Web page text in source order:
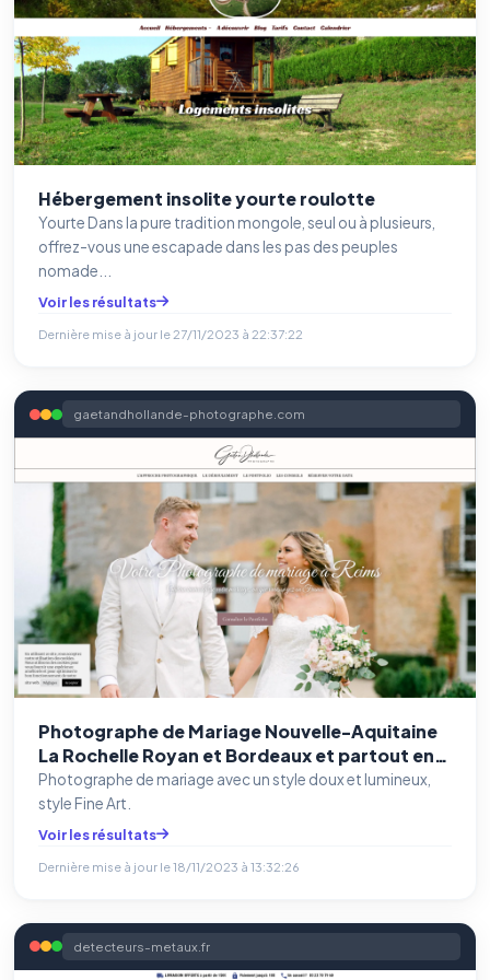
Hébergement insolite yourte roulotte
Yourte Dans la pure tradition mongole, seul ou à plusieurs,
offrez-vous une escapade dans les pas des peuples
nomade...
Voir les résultats
Dernière mise à jour le 27/11/2023 à 22:37:22
gaetandhollande-photographe.com
Photographe de Mariage Nouvelle-Aquitaine
La Rochelle Royan et Bordeaux et partout en
France
Photographe de mariage avec un style doux et lumineux,
style Fine Art.
Voir les résultats
Dernière mise à jour le18/11/2023 à 13:32:26
detecteurs-metaux.fr